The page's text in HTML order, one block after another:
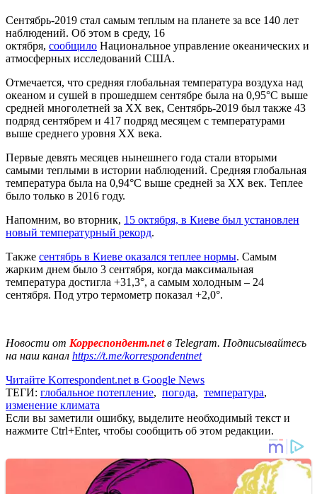
Сентябрь-2019 стал самым теплым на планете за все 140 лет
наблюдений. Об этом в среду, 16
октября, сообщило Национальное управление океанических и
атмосферных исследований США.
Отмечается, что средняя глобальная температура воздуха над
океаном и сушей в прошедшем сентябре была на 0,95°С выше
средней многолетней за XX век, Сентябрь-2019 был также 43
подряд сентябрем и 417 подряд месяцем с температурами
выше среднего уровня XX века.
Первые девять месяцев нынешнего года стали вторыми
самыми теплыми в истории наблюдений. Средняя глобальная
температура была на 0,94°С выше средней за XX век. Теплее
было только в 2016 году.
Напомним, во вторник, 15 октября, в Киеве был установлен
новый температурный рекорд.
Также сентябрь в Киеве оказался теплее нормы. Самым
жарким днем было 3 сентября, когда максимальная
температура достигла +31,3°, а самым холодным – 24
сентября. Под утро термометр показал +2,0°.
Новости от Корреспондент.netв Telegram. Подписывайтесь
на наш канал https://t.me/korrespondentnet
Читайте Korrespondent.net в Google News
ТЕГИ: глобальное потепление, погода, температура,
изменение климата
Если вы заметили ошибку, выделите необходимый текст и
нажмите Ctrl+Enter, чтобы сообщить об этом редакции.